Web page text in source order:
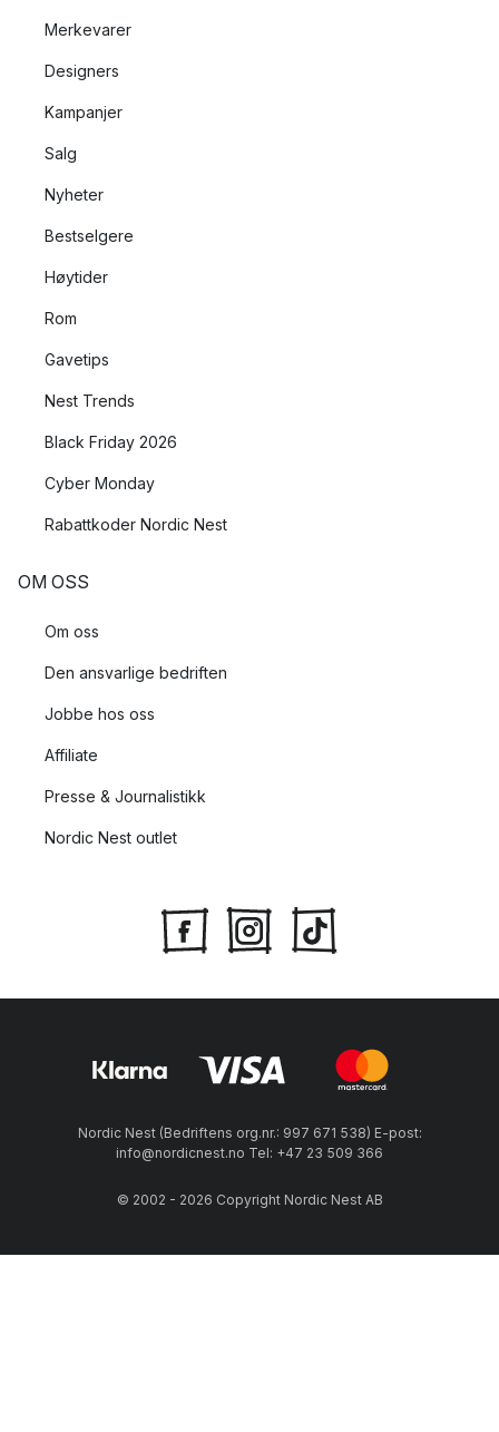
Merkevarer
Designers
Kampanjer
Salg
Nyheter
Bestselgere
Høytider
Rom
Gavetips
Nest Trends
Black Friday 2026
Cyber Monday
Rabattkoder Nordic Nest
OM OSS
Om oss
Den ansvarlige bedriften
Jobbe hos oss
Affiliate
Presse & Journalistikk
Nordic Nest outlet
Nordic Nest (Bedriftens org.nr.: 997 671 538) E-post:
info@nordicnest.no Tel: +47 23 509 366
© 2002 - 2026 Copyright Nordic Nest AB